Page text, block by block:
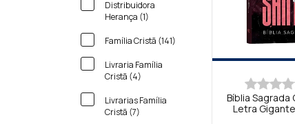
Distribuidora
Herança (1)
Família Cristã (141)
Livraria Família
Cristã (4)
Livrarias Família
Cristã (7)
Bíblia Sagrada
Letra